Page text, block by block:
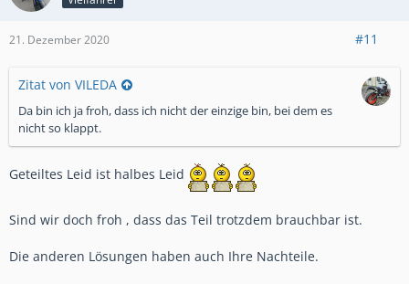
21. Dezember 2020 #11
Zitat von VILEDA
Da bin ich ja froh, dass ich nicht der einzige bin, bei dem es
nicht so klappt.
Geteiltes Leid ist halbes Leid
Sind wir doch froh , dass das Teil trotzdem brauchbar ist.
Die anderen Lösungen haben auch Ihre Nachteile.